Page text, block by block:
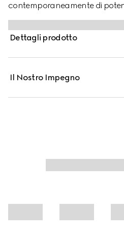
contemporaneamente di
e leggera allo stesso tempo.
traduce nella fragranza di
l’incanto della Peonia
Dettagli prodotto
Il Nostro Impegno